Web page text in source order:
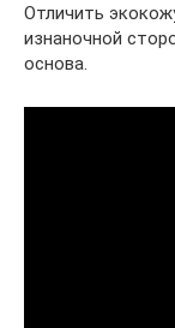
Отличить
изнаночной
основа.